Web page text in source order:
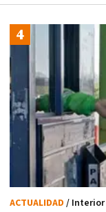
ACTUALIDAD / Interior